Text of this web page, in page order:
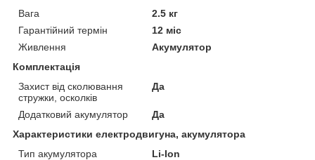
Вага
2.5 кг
Гарантійний термін
12 міс
Живлення
Акумулятор
Комплектація
Захист від сколювання
стружки, осколків
Да
Додатковий акумулятор
Да
Характеристики електродвигуна, акумулятора
Тип акумулятора
Li-Ion